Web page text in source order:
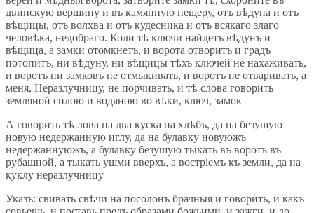
двинскую вершину и въ камянную пещеру, отъ вѣдуна и отъ
вѣщицы, отъ волхва и отъ кудесника и отъ всякаго злаго
человѣка, недобраго. Коли тѣ ключи найдетъ вѣдунъ и
вѣщица, а замки отомкнетъ, и ворота отворитъ и градъ
потопитъ, ни вѣдуну, ни вѣщицы тѣхъ ключей не нахаживать,
и воротъ ни замковъ не отмыкивать, и воротъ не отваривать, а
меня, Неразлучницу, не порчивать, и тѣ слова говорить
земляной силою и водяною во вѣки, ключ, замок
А говорить тѣ лова на два куска на хлѣбъ, да на безушую
новую недержанную иглу, да на булавку новуюжъ
недержаннуюжъ, а булавку безушую тыкать въ воротъ въ
рубашной, а тыкать ушми вверхъ, а востріемъ къ земли, да на
куклу неразлучницу
Указъ: свивать свѣчи на посолонъ брачныя и говорить, и какъ